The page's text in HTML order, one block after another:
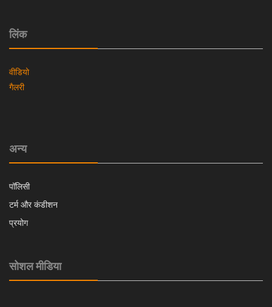
लिंक
वीडियो
गैलरी
अन्य
पॉलिसी
टर्म और कंडीशन
प्रयोग
सोशल मीडिया